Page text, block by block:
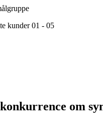
kunder 01 - 05
om